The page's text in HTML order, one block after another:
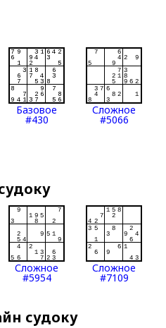
Базовое
#430
Сложное
#5066
Сложное
#5954
Сложное
#7109
судоку